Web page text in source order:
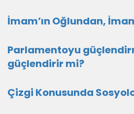
İmam’ın Oğlundan,
Parlamentoyu
güçlendirir mi?
Çizgi Konusunda